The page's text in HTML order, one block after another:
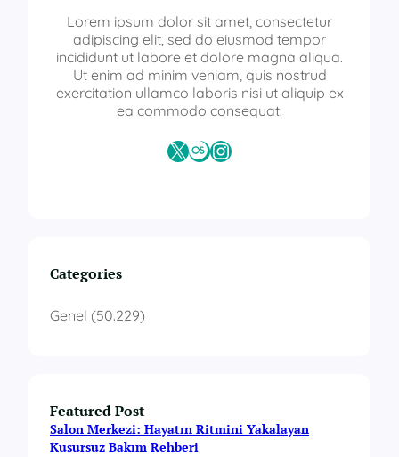
Lorem ipsum dolor sit amet, consectetur
adipiscing elit, sed do eiusmod tempor
incididunt ut labore et dolore magna aliqua.
Ut enim ad minim veniam, quis nostrud
exercitation ullamco laboris nisi ut aliquip ex
ea commodo consequat.
X Last.fmInstagram
Categories
Genel (50.229)
Featured Post
Salon Merkezi: Hayatın Ritmini Yakalayan
Kusursuz Bakım Rehberi